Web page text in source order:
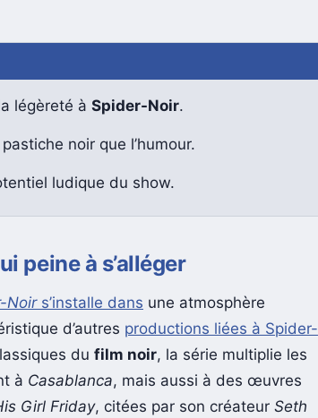
légèreté à Spider-Noir.
noir que l’humour.
ludique du show.
peine à s’alléger
Noirs’installe dans une atmosphère
d’autres productions liées à Spider-
du film noir, la série multiplie les
à Casablanca, mais aussi à des œuvres
Girl Friday, citées par son créateur Seth